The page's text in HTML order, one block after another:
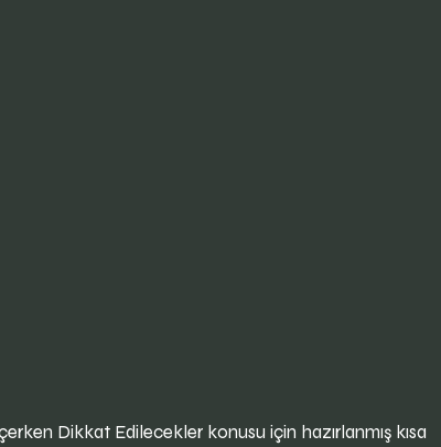
Dikkat Edilecekler konusu için hazırlanmış kısa